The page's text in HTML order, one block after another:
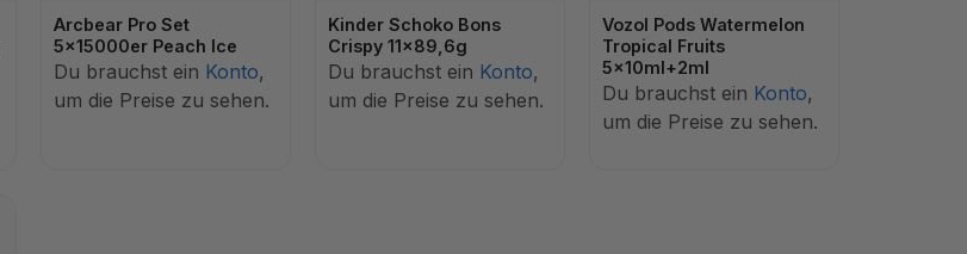
Arcbear Pro Set
5x15000er Peach Ice
Du brauchst ein Konto,
um die Preise zu sehen.
Kinder Schoko Bons
Crispy 11x89,6g
Du brauchst ein Konto,
um die Preise zu sehen.
Vozol Pods Watermelon
Tropical Fruits
5x10ml+2ml
Du brauchst ein Konto,
um die Preise zu sehen.